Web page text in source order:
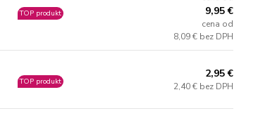
TOP produkt 9,95 €
cena od
8,09 € bez DPH
TOP produkt
2,95 €
2,40 € bez DPH